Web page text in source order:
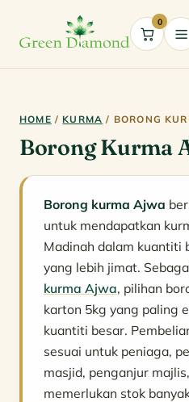
Cart
0
HOME / KURMA / BORONG
Borong Kurma
Borong kurma Ajwa
untuk mendapatkan
Madinah dalam kuantiti
yang lebih jimat.
kurma Ajwa, pilihan
karton 5kg yang paling
kuantiti besar.
sesuai untuk peniaga,
masjid, penganjur
memerlukan stok